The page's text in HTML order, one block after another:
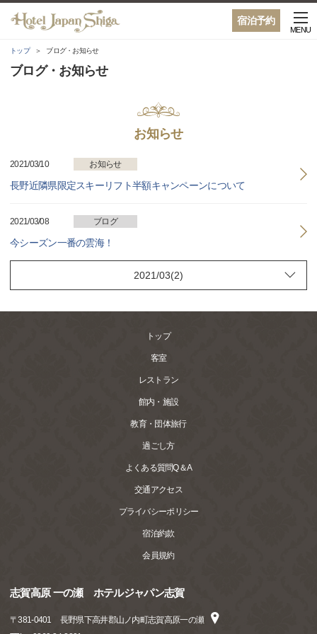
宿泊予約
MENU
トップ ブログ・お知らせ
ブログ・お知らせ
お知らせ
2021/03/10 お知らせ
長野近隣県限定スキーリフト半額キャンペーンについて
2021/03/08 ブログ
今シーズン一番の雲海！
トップ
客室
レストラン
館内・施設
教育・団体旅行
過ごし方
よくある質問Q＆A
交通アクセス
プライバシーポリシー
宿泊約款
会員規約
志賀高原 一の瀬 ホテルジャパン志賀
〒381-0401
長野県下高井郡山ノ内町志賀高原一の瀬